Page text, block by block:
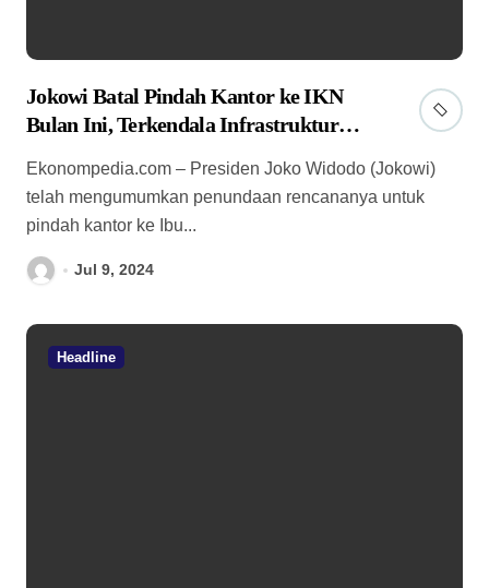
Jokowi Batal Pindah Kantor ke IKN
Bulan Ini, Terkendala Infrastruktur
Ekonompedia.com – Presiden Joko Widodo (Jokowi)
telah mengumumkan penundaan rencananya untuk
pindah kantor ke Ibu...
Jul 9, 2024
Headline